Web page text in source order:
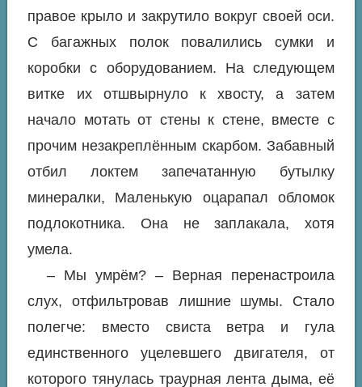
правое крыло и закрутило вокруг своей оси.
С багажных полок повалились сумки и
коробки с оборудованием. На следующем
витке их отшвырнуло к хвосту, а затем
начало мотать от стены к стене, вместе с
прочим незакреплённым скарбом. Забавный
отбил локтем запечатанную бутылку
минералки, Маленькую оцарапал обломок
подлокотника. Она не заплакала, хотя
умела.
– Мы умрём? – Верная перенастроила
слух, отфильтровав лишние шумы. Стало
полегче: вместо свиста ветра и гула
единственного уцелевшего двигателя, от
которого тянулась траурная лента дыма, её